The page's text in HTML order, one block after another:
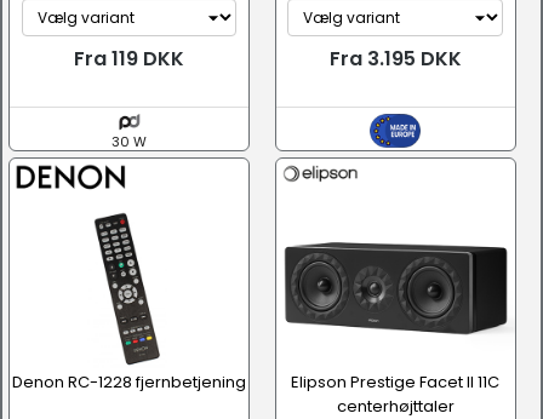
Fra 119 DKK
30 W
Fra 3.195 DKK
Denon RC-1228 fjernbetjening
Elipson Prestige Facet II 11C
centerhøjttaler